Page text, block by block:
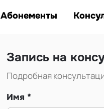
Абонементы
Запись на
Подробная
Имя